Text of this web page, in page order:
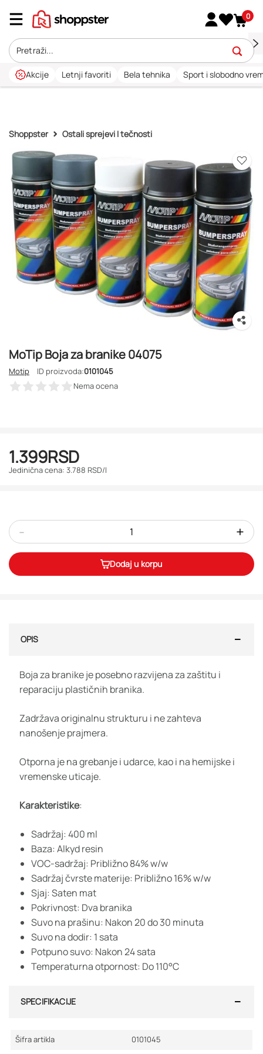
0
Akcije Letnji favoriti Bela tehnika Sport i slobodno
Shoppster Ostali sprejevi I tečnosti
MoTip Boja za branike 04075
Motip ID proizvoda:0101045
Nema ocena
1.399RSD
Jedinična cena: 3.788 RSD/l
- +
Dodaj u korpu
OPIS
Boja za branike je posebno razvijena za zaštitu i
reparaciju plastičnih branika.
Zadržava originalnu strukturu i ne zahteva
nanošenje prajmera.
Otporna je na grebanje i udarce, kao i na hemijske i
vremenske uticaje.
Karakteristike:
Sadržaj: 400 ml
Baza: Alkyd resin
VOC-sadržaj: Približno 84% w/w
Sadržaj čvrste materije: Približno 16% w/w
Sjaj: Saten mat
Pokrivnost: Dva branika
Suvo na prašinu: Nakon 20 do 30 minuta
Suvo na dodir: 1 sata
Potpuno suvo: Nakon 24 sata
Temperaturna otpornost: Do 110°C
SPECIFIKACIJE
Šifra artikla 0101045